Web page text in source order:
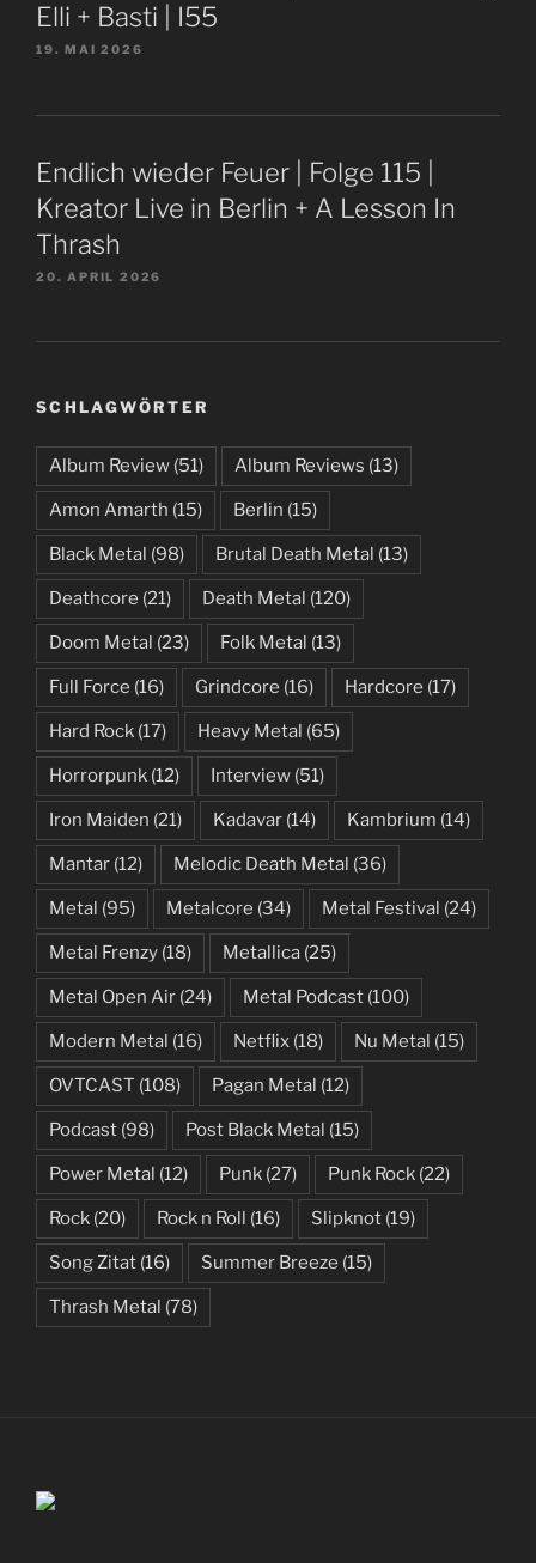
Elli + Basti | I55
19. MAI 2026
Endlich wieder Feuer | Folge 115 |
Kreator Live in Berlin + A Lesson In
Thrash
20. APRIL 2026
SCHLAGWÖRTER
Album Review (51) Album Reviews (13)
Amon Amarth (15) Berlin (15)
Black Metal (98) Brutal Death Metal (13)
Deathcore (21) Death Metal (120)
Doom Metal (23) Folk Metal (13)
Full Force (16) Grindcore (16) Hardcore (17)
Hard Rock (17) Heavy Metal (65)
Horrorpunk (12) Interview (51)
Iron Maiden (21) Kadavar (14) Kambrium (14)
Mantar (12) Melodic Death Metal (36)
Metal (95) Metalcore (34) Metal Festival (24)
Metal Frenzy (18) Metallica (25)
Metal Open Air (24) Metal Podcast (100)
Modern Metal (16) Netflix (18) Nu Metal (15)
OVTCAST (108) Pagan Metal (12)
Podcast (98) Post Black Metal (15)
Power Metal (12) Punk (27) Punk Rock (22)
Rock (20) Rock n Roll (16) Slipknot (19)
Song Zitat (16) Summer Breeze (15)
Thrash Metal (78)